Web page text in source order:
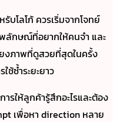
บโลโก้ ควรเริ่มจากโจทย์
ลักษณ์ที่อยากให้คนจำ และ
งภาพที่ดูสวยที่สุดในครั้ง
ช้ซ้ำระยะยาว
รให้ลูกค้ารู้สึกอะไรและต้อง
เพื่อหา direction หลาย